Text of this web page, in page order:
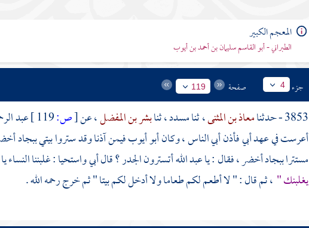
المعجم الكبير
الطبراني - أبو القاسم سليمان بن أحمد بن أيوب
جزء 4 صفحة 119
3853 - حدثنا معاذ بن المثنى، ثنامسدد، ثنابشر بن المفضل، عن[ص:119 ] عبد
أعرست في عهد أبي فأذن أبي الناس ، وكانأبو أيوبفيمن آذنا وقد ستروا بيتي ببجاد
مستترا ببجاد أخضر ، فقال : ياعبد اللهأتسترون الجدر ؟ قال أبي واستحيا : غلبننا النساء يا
يغلبنك " ، ثم قال : " لا أطعم لكم طعاما ولا أدخل لكم بيتا " ثم خرج رحمه الله .